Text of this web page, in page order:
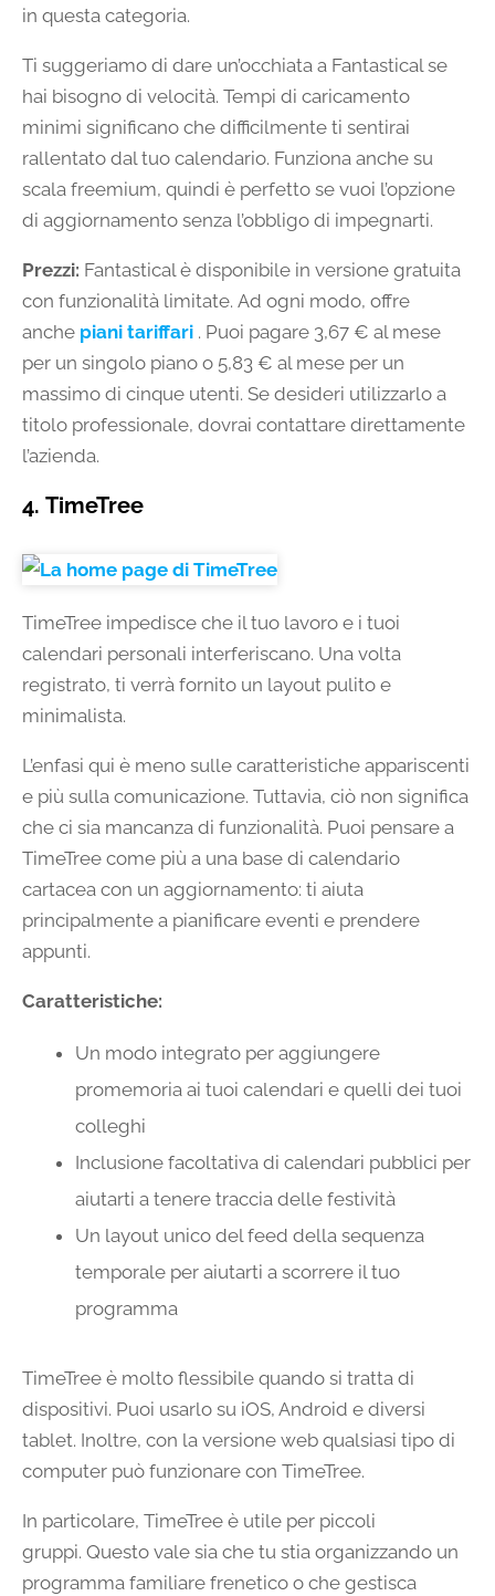
in questa categoria.
Ti suggeriamo di dare un’occhiata a Fantastical se
hai bisogno di velocità. Tempi di caricamento
minimi significano che difficilmente ti sentirai
rallentato dal tuo calendario. Funziona anche su
scala freemium, quindi è perfetto se vuoi l’opzione
di aggiornamento senza l’obbligo di impegnarti.
Prezzi: Fantastical è disponibile in versione gratuita
con funzionalità limitate. Ad ogni modo, offre
anche piani tariffari . Puoi pagare 3,67 € al mese
per un singolo piano o 5,83 € al mese per un
massimo di cinque utenti. Se desideri utilizzarlo a
titolo professionale, dovrai contattare direttamente
l’azienda.
4. TimeTree
TimeTree impedisce che il tuo lavoro e i tuoi
calendari personali interferiscano. Una volta
registrato, ti verrà fornito un layout pulito e
minimalista.
L’enfasi qui è meno sulle caratteristiche appariscenti
e più sulla comunicazione. Tuttavia, ciò non significa
che ci sia mancanza di funzionalità. Puoi pensare a
TimeTree come più a una base di calendario
cartacea con un aggiornamento: ti aiuta
principalmente a pianificare eventi e prendere
appunti.
Caratteristiche:
Un modo integrato per aggiungere
promemoria ai tuoi calendari e quelli dei tuoi
colleghi
Inclusione facoltativa di calendari pubblici per
aiutarti a tenere traccia delle festività
Un layout unico del feed della sequenza
temporale per aiutarti a scorrere il tuo
programma
TimeTree è molto flessibile quando si tratta di
dispositivi. Puoi usarlo su iOS, Android e diversi
tablet. Inoltre, con la versione web qualsiasi tipo di
computer può funzionare con TimeTree.
In particolare, TimeTree è utile per piccoli
gruppi. Questo vale sia che tu stia organizzando un
programma familiare frenetico o che gestisca